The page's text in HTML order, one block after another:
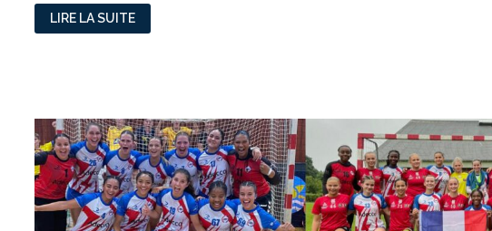
SI
VOUS
NE
SEMAINE
CULTURELLE
VOUS
ATTEND
LIRE LA SUITE